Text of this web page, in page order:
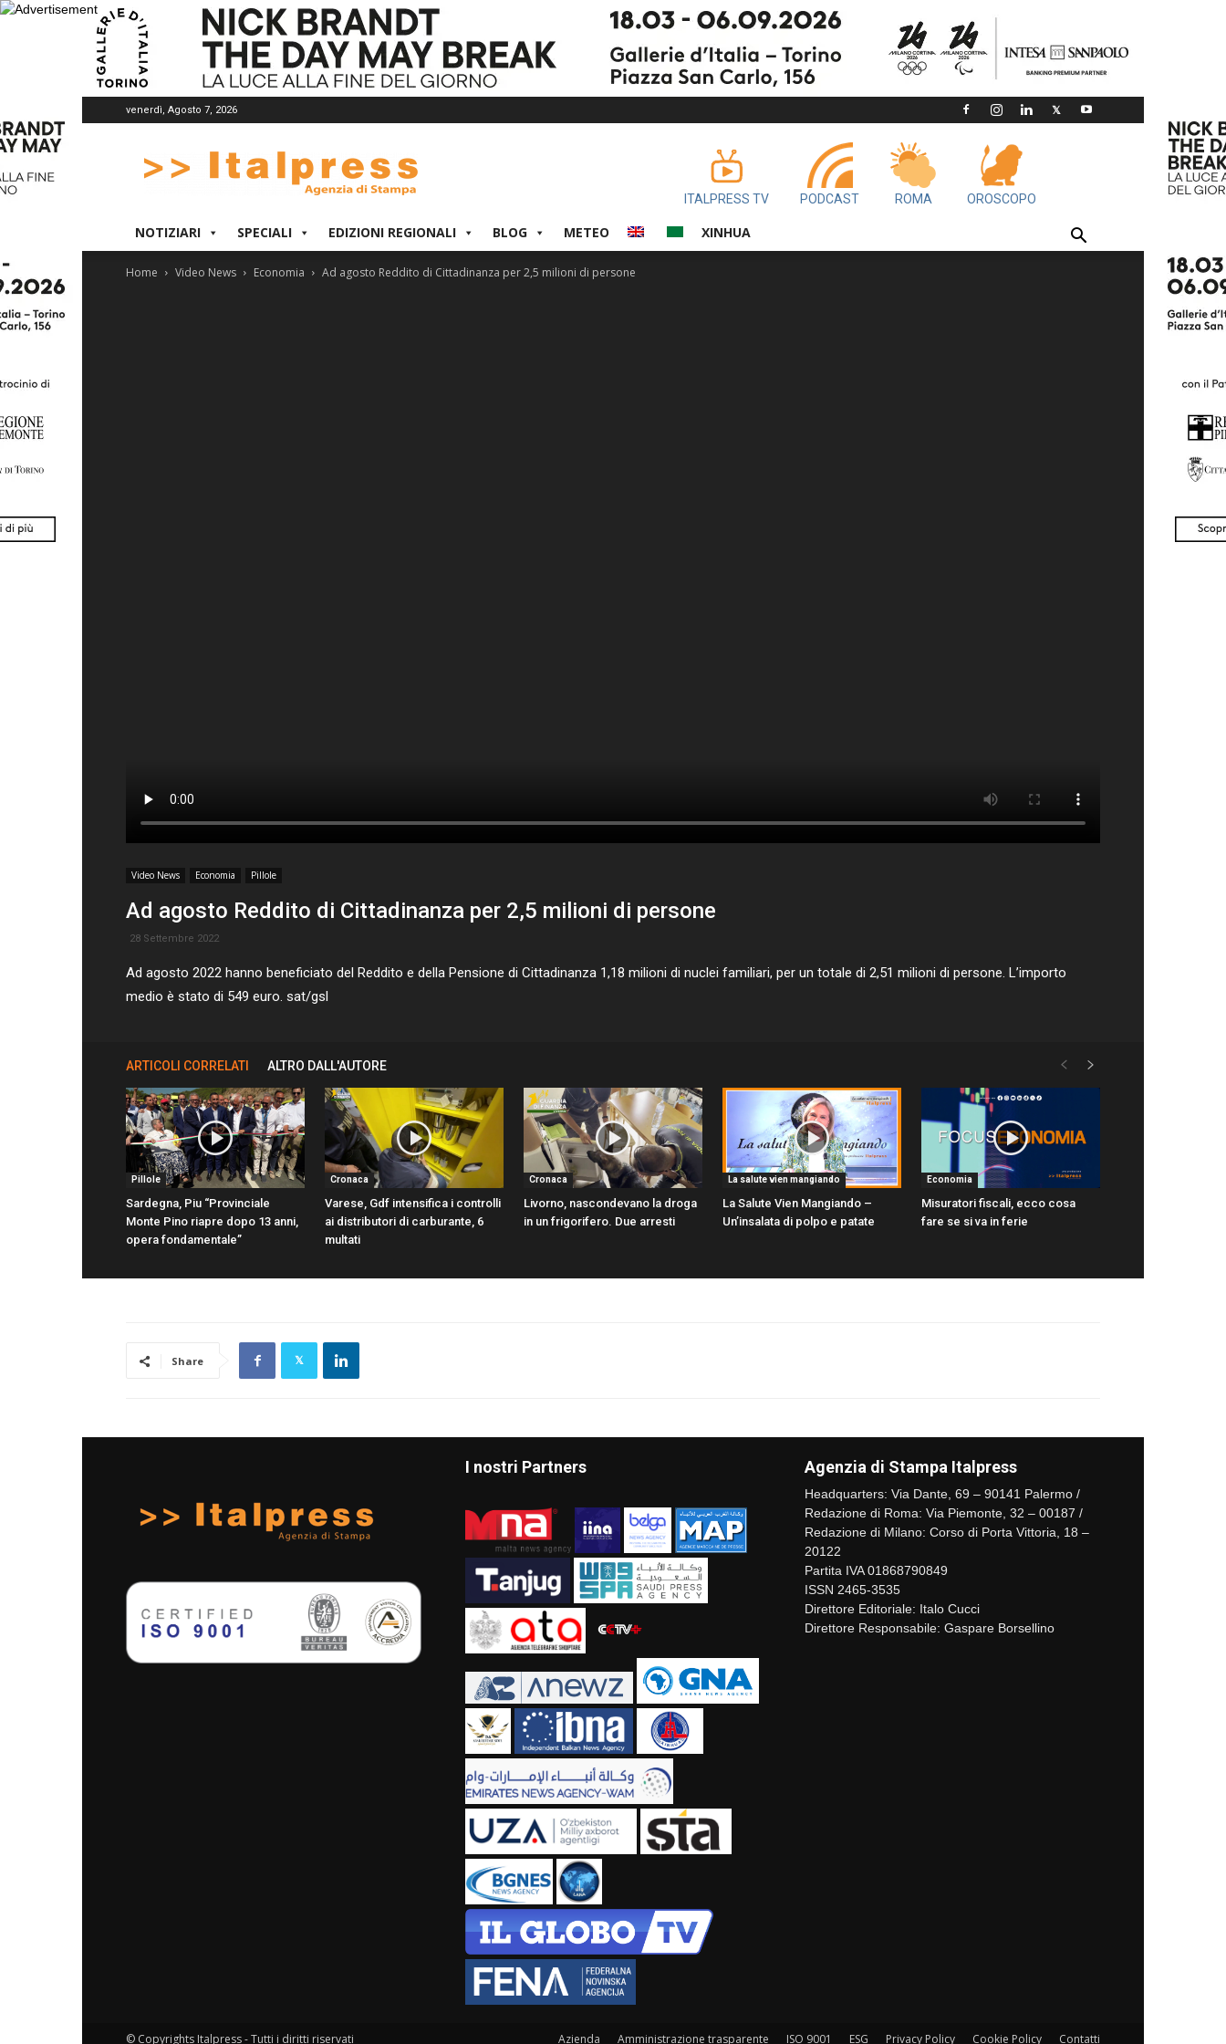
venerdì, Agosto 7, 2026
ITALPRESS TV PODCAST ROMA OROSCOPO
NOTIZIARI SPECIALI EDIZIONI REGIONALI BLOG METEO XINHUA
Home Video News Economia Ad agosto Reddito di Cittadinanza per 2,5 milioni di persone
Video News Economia Pillole
Ad agosto Reddito di Cittadinanza per 2,5 milioni di persone
28 Settembre 2022
Ad agosto 2022 hanno beneficiato del Reddito e della Pensione di Cittadinanza 1,18 milioni di nuclei familiari, per un totale di 2,51 milioni di persone. L’importo
medio è stato di 549 euro. sat/gsl
ARTICOLI CORRELATI ALTRO DALL'AUTORE
Pillole
Sardegna, Piu “Provinciale
Monte Pino riapre dopo 13 anni,
opera fondamentale”
Cronaca
Varese, Gdf intensifica i controlli
ai distributori di carburante, 6
multati
Cronaca
Livorno, nascondevano la droga
in un frigorifero. Due arresti
La salute vien mangiando
La Salute Vien Mangiando –
Un’insalata di polpo e patate
Economia
Misuratori fiscali, ecco cosa
fare se si va in ferie
Share
I nostri Partners Agenzia di Stampa Italpress
Headquarters: Via Dante, 69 – 90141 Palermo /
Redazione di Roma: Via Piemonte, 32 – 00187 /
Redazione di Milano: Corso di Porta Vittoria, 18 –
20122
Partita IVA 01868790849
ISSN 2465-3535
Direttore Editoriale: Italo Cucci
Direttore Responsabile: Gaspare Borsellino
Azienda Amministrazione trasparente ISO 9001 ESG Privacy Policy Cookie Policy Contatti
© Copyrights Italpress - Tutti i diritti riservati